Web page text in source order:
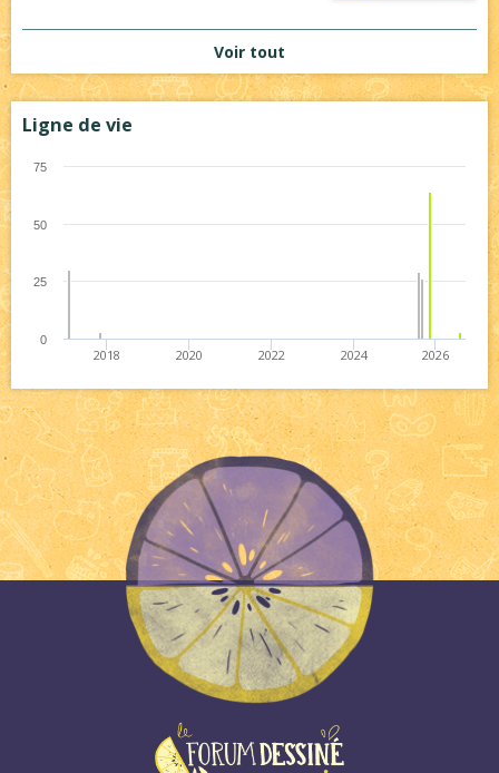
Voir tout
Ligne de vie
2018 2020 2022 2024 2026
0
25
50
75